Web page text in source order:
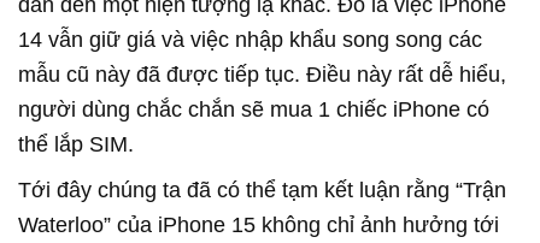
14 vẫn giữ giá và việc nhập khẩu song song các
mẫu cũ này đã được tiếp tục. Điều này rất dễ hiểu,
người dùng chắc chắn sẽ mua 1 chiếc iPhone có
thể lắp SIM.
Tới đây chúng ta đã có thể tạm kết luận rằng “Trận
Waterloo” của iPhone 15 không chỉ ảnh hưởng tới